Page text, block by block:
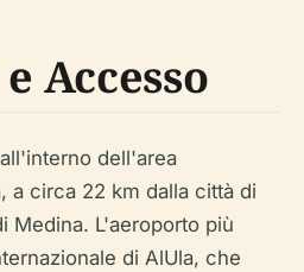
Accesso
dell'area
a circa 22 km dalla città di
Medina. L'aeroporto più
di AlUla, che